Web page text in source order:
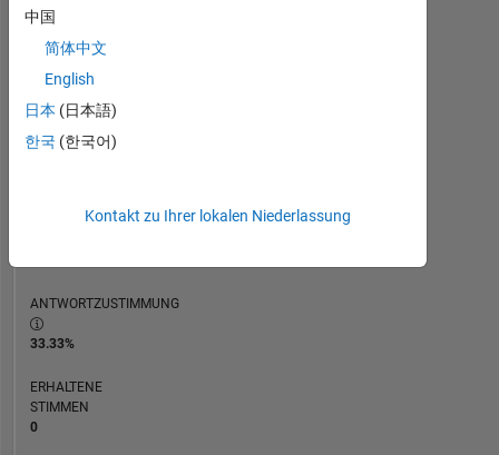
RANG
302.028
REPUTATION
0
ANTWORTZUSTIMMUNG
33.33%
ERHALTENE
STIMMEN
0
中国
简体中文
English
日本 (日本語)
한국 (한국어)
Kontakt zu Ihrer lokalen Niederlassung